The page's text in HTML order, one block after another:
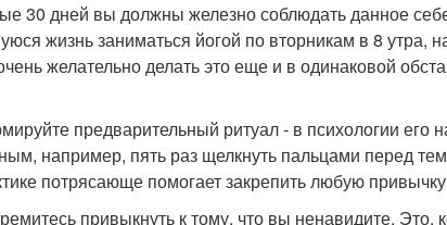
30 дней вы должны железно соблюдать данное
жизнь заниматься йогой по вторникам в 8 утра,
желательно делать это еще и в одинаковой
предварительный ритуал - в психологии
например, пять раз щелкнуть пальцами перед
потрясающе помогает закрепить любую
привыкнуть к тому, что вы ненавидите.